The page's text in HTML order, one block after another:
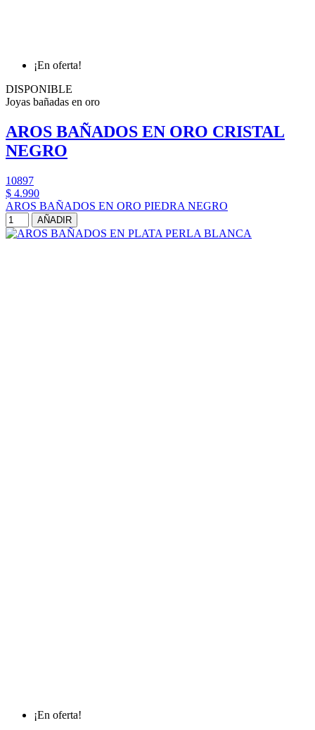
¡En oferta!
DISPONIBLE
Joyas bañadas en oro
AROS BAÑADOS EN ORO CRISTAL
NEGRO
10897
$ 4.990
AROS BAÑADOS EN ORO PIEDRA NEGRO
AÑADIR
¡En oferta!